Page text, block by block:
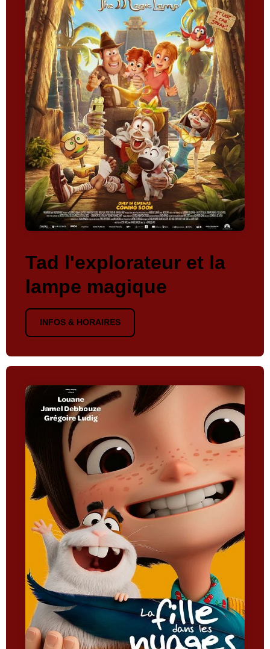
Tad l'explorateur et la
lampe magique
INFOS & HORAIRES